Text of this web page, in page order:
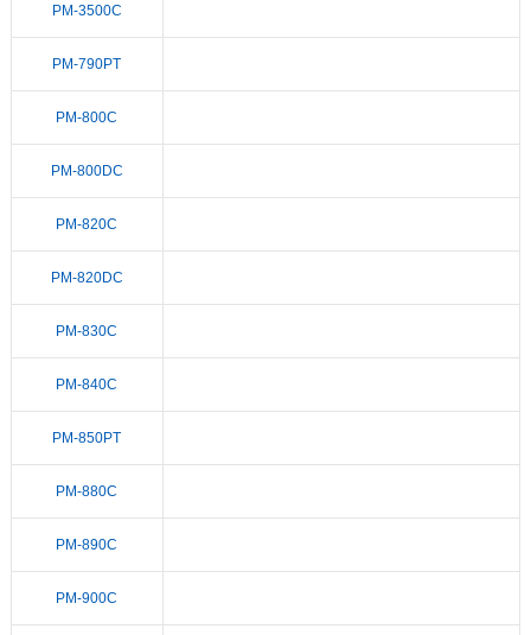
PM-3500C
PM-790PT
PM-800C
PM-800DC
PM-820C
PM-820DC
PM-830C
PM-840C
PM-850PT
PM-880C
PM-890C
PM-900C